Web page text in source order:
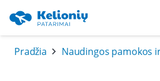
Pradžia Naudingos pamokos